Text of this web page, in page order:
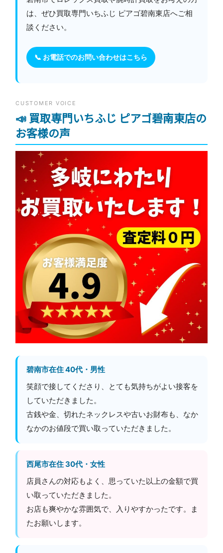
は、ぜひ買取専門いちふじ ピアゴ碧南東店へご相
談ください。
📞 お電話でのお問い合わせはこちら
CUSTOMER VOICE
📣 買取専門いちふじ ピアゴ碧南東店の
お客様の声
碧南市在住 40代・男性
笑顔で接してくださり、とても気持ちがよい接客を
していただきました。
古銭や金、切れたネックレスや古いお財布も、なか
なかのお値段で買い取っていただきました。
西尾市在住 30代・女性
店員さんの対応もよく、思っていた以上の金額で買
い取っていただきました。
お店も爽やかな雰囲気で、入りやすかったです。ま
たお願いします。